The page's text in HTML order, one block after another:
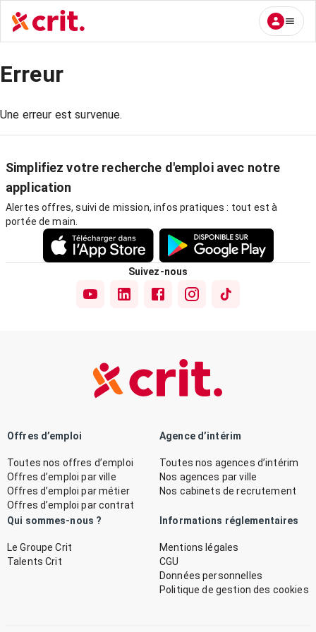
Erreur
Une erreur est survenue.
Simplifiez votre recherche d'emploi avec notre
application
Alertes offres, suivi de mission, infos pratiques : tout est à
portée de main.
Suivez-nous
Offres d’emploi
Toutes nos offres d’emploi
Offres d’emploi par ville
Offres d’emploi par métier
Offres d’emploi par contrat
Agence d’intérim
Toutes nos agences d’intérim
Nos agences par ville
Nos cabinets de recrutement
Qui sommes-nous ?
Le Groupe Crit
Talents Crit
Informations réglementaires
Mentions légales
CGU
Données personnelles
Politique de gestion des cookies